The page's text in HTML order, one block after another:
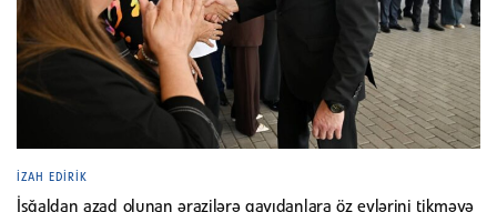
İZAH EDIRIK
İşğaldan azad olunan ərazilərə qayıdanlara öz evlərini tikməyə